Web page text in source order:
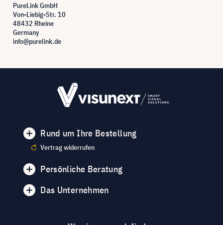
PureLink GmbH
Von-Liebig-Str. 10
48432 Rheine
Germany
info@purelink.de
Rund um Ihre Bestellung
Vertrag widerrufen
Persönliche Beratung
Das Unternehmen